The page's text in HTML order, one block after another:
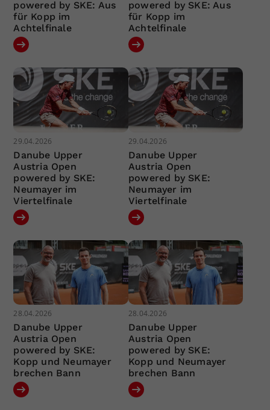
powered by SKE: Aus
für Kopp im
Achtelfinale
powered by SKE: Aus
für Kopp im
Achtelfinale
29.04.2026
Danube Upper
Austria Open
powered by SKE:
Neumayer im
Viertelfinale
29.04.2026
Danube Upper
Austria Open
powered by SKE:
Neumayer im
Viertelfinale
28.04.2026
Danube Upper
Austria Open
powered by SKE:
Kopp und Neumayer
brechen Bann
28.04.2026
Danube Upper
Austria Open
powered by SKE:
Kopp und Neumayer
brechen Bann